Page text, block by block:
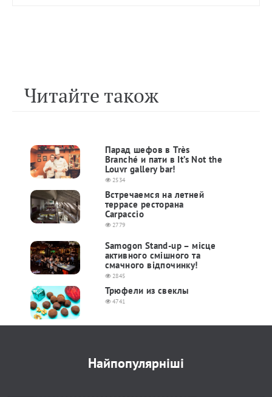
Читайте також
Парад шефов в Très
Branché и пати в It’s Not the
Louvr gallery bar!
2534
Встречаемся на летней
террасе ресторана
Carpaccio
2779
Samogon Stand-up – місце
активного смішного та
смачного відпочинку!
2845
Трюфели из свеклы
4741
Найпопулярніші